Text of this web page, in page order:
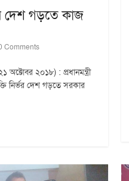
দেশ গড়তে কাজ
Comments
অক্টোবর ২০১৮) : প্রধানমন্ত্রী
নির্ভর দেশ গড়তে সরকার